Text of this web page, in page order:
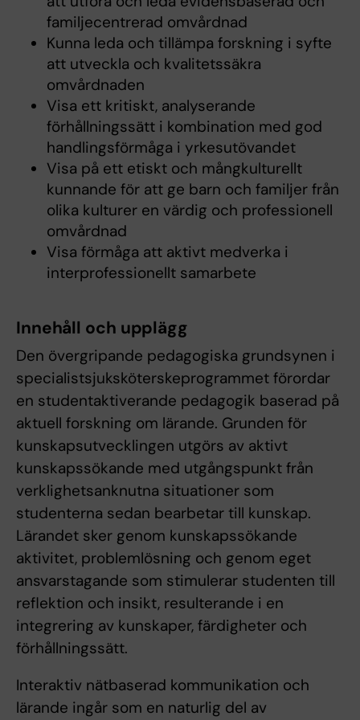
familjecentrerad omvårdnad
Kunna leda och tillämpa forskning i syfte
att utveckla och kvalitetssäkra
omvårdnaden
Visa ett kritiskt, analyserande
förhållningssätt i kombination med god
handlingsförmåga i yrkesutövandet
Visa på ett etiskt och mångkulturellt
kunnande för att ge barn och familjer från
olika kulturer en värdig och professionell
omvårdnad
Visa förmåga att aktivt medverka i
interprofessionellt samarbete
Innehåll och upplägg
Den övergripande pedagogiska grundsynen i
specialistsjuksköterskeprogrammet förordar
en studentaktiverande pedagogik baserad på
aktuell forskning om lärande. Grunden för
kunskapsutvecklingen utgörs av aktivt
kunskapssökande med utgångspunkt från
verklighetsanknutna situationer som
studenterna sedan bearbetar till kunskap.
Lärandet sker genom kunskapssökande
aktivitet, problemlösning och genom eget
ansvarstagande som stimulerar studenten till
reflektion och insikt, resulterande i en
integrering av kunskaper, färdigheter och
förhållningssätt.
Interaktiv nätbaserad kommunikation och
lärande ingår som en naturlig del av